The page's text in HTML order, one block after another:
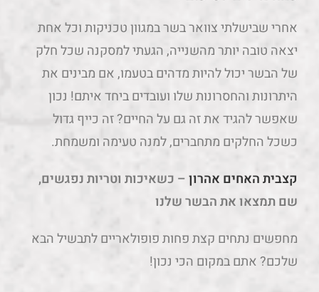
שאפשר להגיד את זה גם על החיים? זה כייף גדול
כשכל החלקים מתחברים, למנה טעימה ומשמחת.
קצבית האחים אהרון– כשאיכות וטריות נפגשים,
שם תמצאו את הבשר שלנו
מחפשים נתחים קצת פחות פופולאריים לתבשיל הבא
שלכם? אתם במקום הכי נכון!
איכותיים, היא מעניקה חווית שירות מעולה שעוברת
מדור לדור ומעניקה לאנשים אפשרות להכין מנות